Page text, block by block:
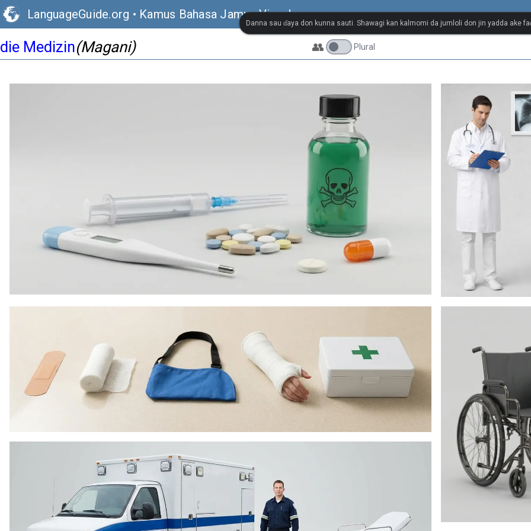
LanguageGuide.org • Kamus Bahasa Jamus Visual
die Medizin(Magani) 👥 Plural
Danna sau ɗaya don kunna sauti. Shawagi kan kalmomi da jumloli don jin yadda ake